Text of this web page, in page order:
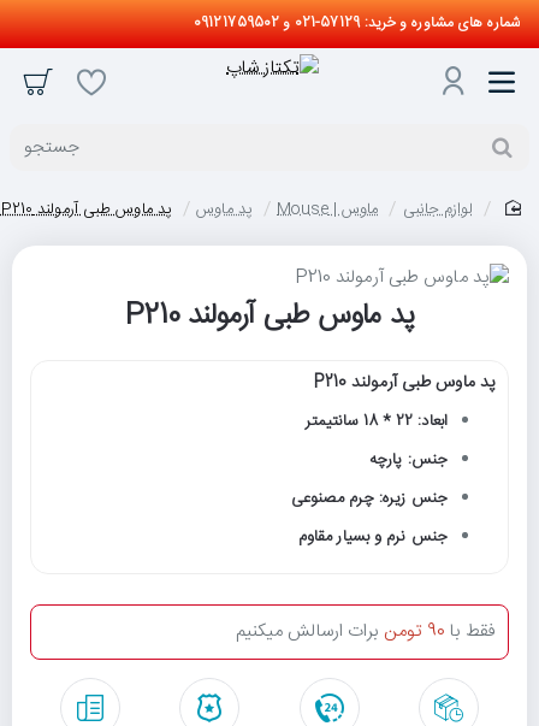
شماره های مشاوره و خرید: 57129-021 و 09121759502
جستجو
لوازم جانبی ماوس | Mouse پد ماوس پد ماوس طبی آرمولند P210
پد ماوس طبی آرمولند P210
پد ماوس طبی آرمولند P210
ابعاد: 22 * 18 سانتیمتر
جنس: پارچه
جنس زیره: چرم مصنوعی
جنس نرم و بسیار مقاوم
فقط با 90 تومن برات ارسالش میکنیم